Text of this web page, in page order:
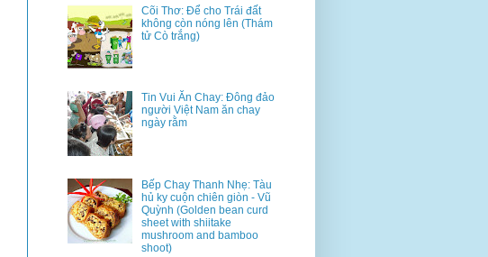
Cõi Thơ: Để cho Trái đất
không còn nóng lên (Thám
tử Cò trắng)
Tin Vui Ăn Chay: Đông đảo
người Việt Nam ăn chay
ngày rằm
Bếp Chay Thanh Nhẹ: Tàu
hủ ky cuộn chiên giòn - Vũ
Quỳnh (Golden bean curd
sheet with shiitake
mushroom and bamboo
shoot)